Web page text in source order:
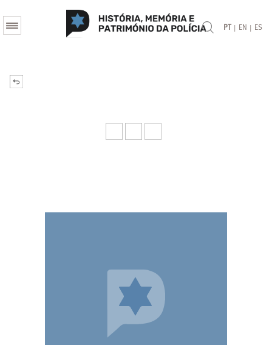
PT | EN | ES